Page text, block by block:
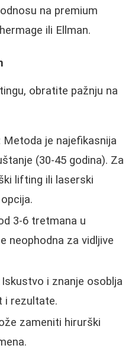
na premium
ili Ellman.
obratite pažnju na
Metoda je najefikasnija
(30-45 godina). Za
lifting ili laserski
3-6 tretmana u
neophodna za vidljive
Iskustvo i znanje osoblja
i rezultate.
zameniti hirurški